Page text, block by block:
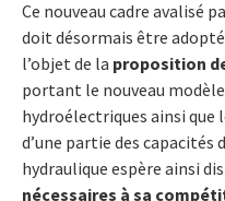
Ce nouveau cadre avalisé
doit désormais être
l’objet de la proposition
portant le nouveau
hydroélectriques ainsi que
d’une partie des capacités
hydraulique espère ainsi
nécessaires à sa